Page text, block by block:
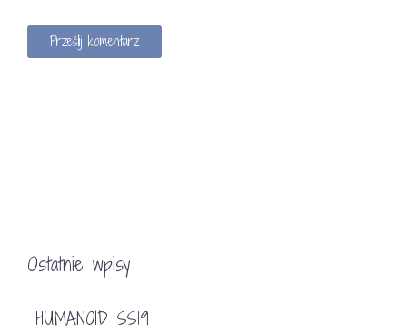
Ostatnie wpisy
HUMANOID SS19